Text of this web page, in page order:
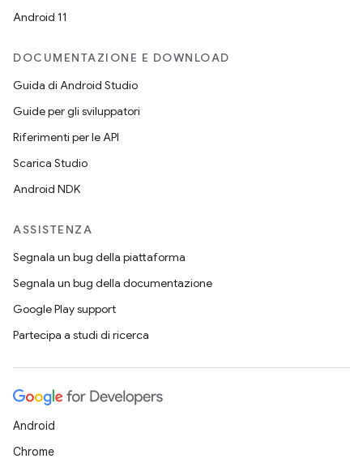
Android 11
DOCUMENTAZIONE E DOWNLOAD
Guida di Android Studio
Guide per gli sviluppatori
Riferimenti per le API
Scarica Studio
Android NDK
ASSISTENZA
Segnala un bug della piattaforma
Segnala un bug della documentazione
Google Play support
Partecipa a studi di ricerca
Android
Chrome